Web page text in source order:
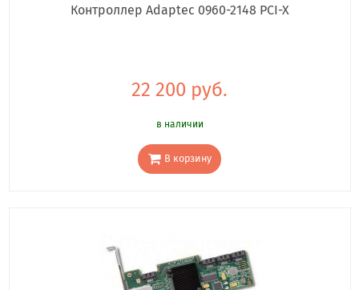
Контроллер Adaptec 0960-2148 PCI-X
22 200 руб.
в наличии
В корзину